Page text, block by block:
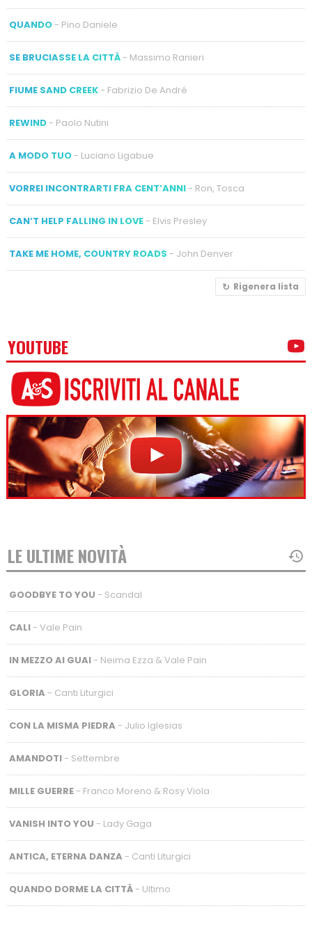
QUANDO- Pino Daniele
SE BRUCIASSE LA CITTÀ- Massimo Ranieri
FIUME SAND CREEK- Fabrizio De André
REWIND- Paolo Nutini
A MODO TUO- Luciano Ligabue
VORREI INCONTRARTI FRA CENT’ANNI- Ron, Tosca
CAN’T HELP FALLING IN LOVE- Elvis Presley
TAKE ME HOME, COUNTRY ROADS - John Denver
Rigenera lista
YOUTUBE
LE ULTIME NOVITÀ
GOODBYE TO YOU - Scandal
CALI- Vale Pain
IN MEZZO AI GUAI- Neima Ezza & Vale Pain
GLORIA - Canti Liturgici
CON LA MISMA PIEDRA - Julio Iglesias
AMANDOTI- Settembre
MILLE GUERRE- Franco Moreno & Rosy Viola
VANISH INTO YOU - Lady Gaga
ANTICA, ETERNA DANZA - Canti Liturgici
QUANDO DORME LA CITTÀ- Ultimo